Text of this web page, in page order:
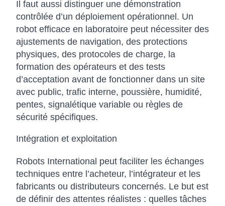
Il faut aussi distinguer une démonstration
contrôlée d’un déploiement opérationnel. Un
robot efficace en laboratoire peut nécessiter des
ajustements de navigation, des protections
physiques, des protocoles de charge, la
formation des opérateurs et des tests
d’acceptation avant de fonctionner dans un site
avec public, trafic interne, poussière, humidité,
pentes, signalétique variable ou règles de
sécurité spécifiques.
Intégration et exploitation
Robots International peut faciliter les échanges
techniques entre l’acheteur, l’intégrateur et les
fabricants ou distributeurs concernés. Le but est
de définir des attentes réalistes : quelles tâches